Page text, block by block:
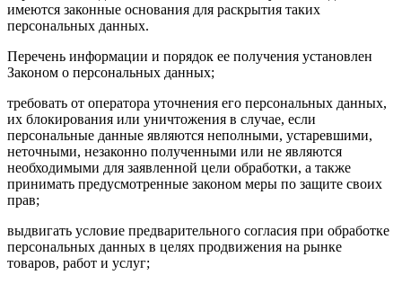
имеются законные основания для раскрытия таких
персональных данных.
Перечень информации и порядок ее получения установлен
Законом о персональных данных;
требовать от оператора уточнения его персональных данных,
их блокирования или уничтожения в случае, если
персональные данные являются неполными, устаревшими,
неточными, незаконно полученными или не являются
необходимыми для заявленной цели обработки, а также
принимать предусмотренные законом меры по защите своих
прав;
выдвигать условие предварительного согласия при обработке
персональных данных в целях продвижения на рынке
товаров, работ и услуг;